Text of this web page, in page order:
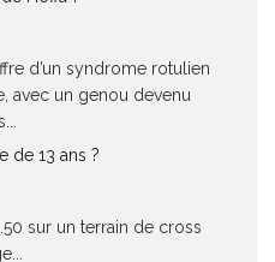
d’un syndrome rotulien
avec un genou devenu
de 13 ans ?
sur un terrain de cross